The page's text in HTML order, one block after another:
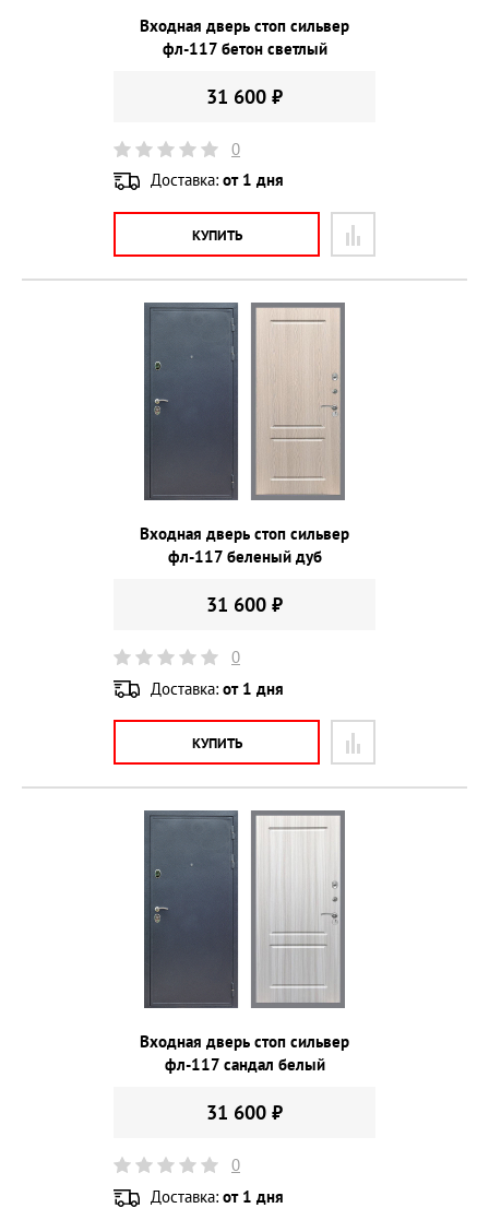
Входная дверь стоп сильвер
фл-117 бетон светлый
31 600 ₽
0
Доставка: от 1 дня
КУПИТЬ
Входная дверь стоп сильвер
фл-117 беленый дуб
31 600 ₽
0
Доставка: от 1 дня
КУПИТЬ
Входная дверь стоп сильвер
фл-117 сандал белый
31 600 ₽
0
Доставка: от 1 дня